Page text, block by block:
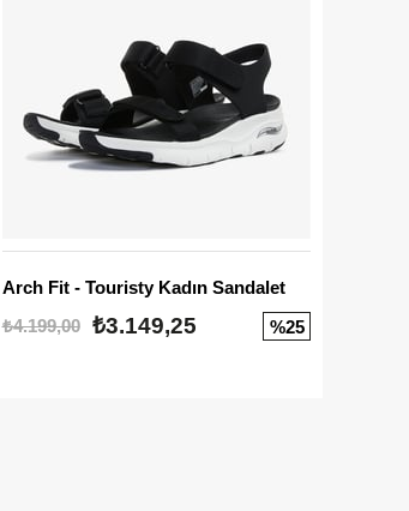
Arch Fit - Touristy Kadın Sandalet
₺4.199,00
₺3.149,25 %25